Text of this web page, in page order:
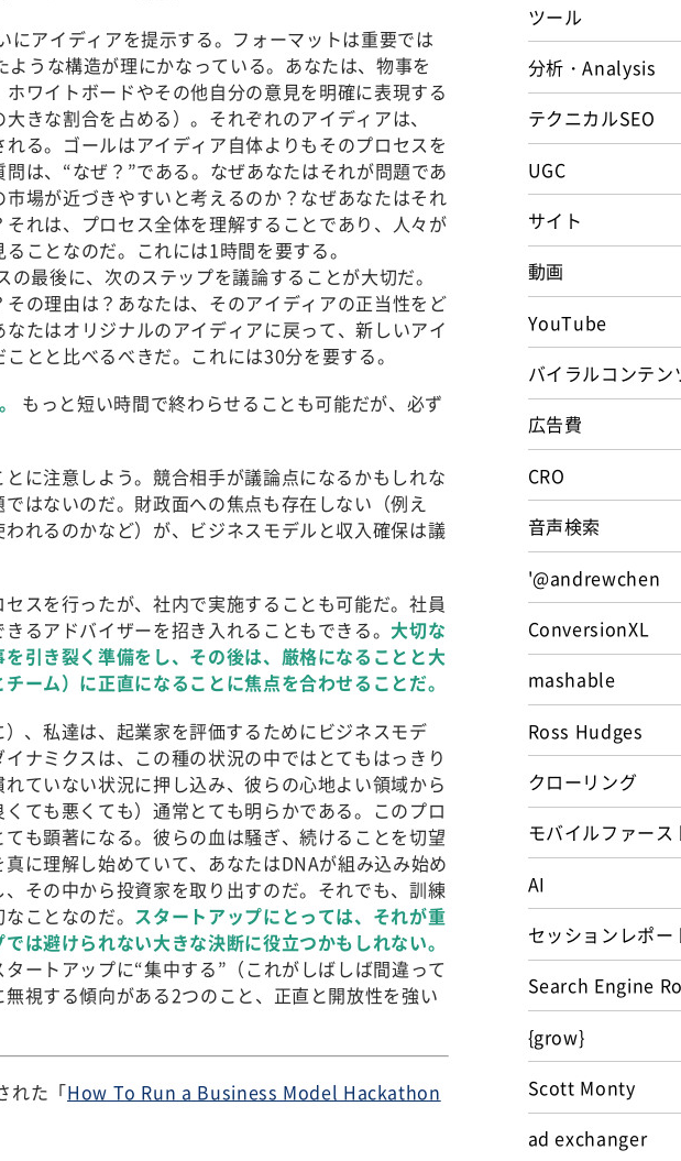
にアイディアを提示する。フォーマットは重要では
うな構造が理にかなっている。あなたは、物事を
ワイトボードやその他自分の意見を明確に表現する
きな割合を占める）。それぞれのアイディアは、
る。ゴールはアイディア自体よりもそのプロセスを
は、“なぜ？”である。 なぜあなたはそれが問題であ
場が近づきやすいと考えるのか？なぜあなたはそれ
それは、プロセス全体を理解することであり、人々が
ことなのだ。これには1時間を要する。
の最後に、次のステップを議論することが大切だ。
の理由は？あなたは、そのアイディアの正当性をど
たはオリジナルのアイディアに戻って、新しいアイ
とと比べるべきだ。これには30分を要する。
もっと短い時間で終わらせることも可能だが、必ず
に注意しよう。競合相手が議論点になるかもしれな
はないのだ。財政面への焦点も存在しない（例え
れるのかなど）が、ビジネスモデルと収入確保は議
スを行ったが、社内で実施することも可能だ。社員
るアドバイザーを招き入れることもできる。 大切な
引き裂く準備をし、その後は、厳格になることと大
ーム）に正直になることに焦点を合わせることだ。
、私達は、起業家を評価するためにビジネスモデ
ナミクスは、この種の状況の中ではとてもはっきり
ていない状況に押し込み、彼らの心地よい領域から
ても悪くても）通常とても明らかである。このプロ
も顕著になる。彼らの血は騒ぎ、続けることを切望
に理解し始めていて、あなたはDNAが組み込み始め
その中から投資家を取り出すのだ。それでも、訓練
ことなのだ。 スタートアップにとっては、それが重
は避けられない大きな決断に役立つかもしれない。
ートアップに“集中する”（これがしばしば間違って
視する傾向がある2つのこと、正直と開放性を強い
れた「How To Run a Business Model Hackathon
ツール
分析・Analysis
テクニカルSEO
UGC
サイト
動画
YouTube
バイラルコンテン
広告費
CRO
音声検索
'@andrewchen
ConversionXL
mashable
Ross Hudges
クローリング
モバイルファー
AI
セッションレポー
Search Engine
{grow}
Scott Monty
ad exchanger